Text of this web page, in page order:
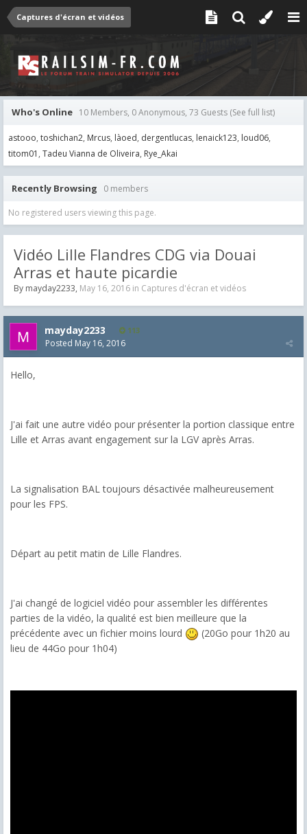
Captures d'écran et vidéos
Who's Online 10 Members, 0 Anonymous, 73 Guests (See full list)
astooo toshichan2 Mrcus làoed dergentlucas lenaick123 loud06
titom01 Tadeu Vianna de Oliveira Rye_Akai
Recently Browsing 0 members
No registered users viewing this page.
Vidéo Lille Flandres CDG via Douai
Arras et haute picardie
By mayday2233, May 16, 2016 in Captures d'écran et vidéos
mayday2233 113
Posted May 16, 2016
Hello,
J'ai fait une autre vidéo pour présenter la portion classique entre
Lille et Arras avant engagement sur la LGV après Arras.
La signalisation BAL toujours désactivée malheureusement
pour les FPS.
Départ au petit matin de Lille Flandres.
J'ai changé de logiciel vidéo pour assembler les différentes
parties de la vidéo, la qualité est bien meilleure que la
précédente avec un fichier moins lourd
(20Go pour 1h20 au
lieu de 44Go pour 1h04)